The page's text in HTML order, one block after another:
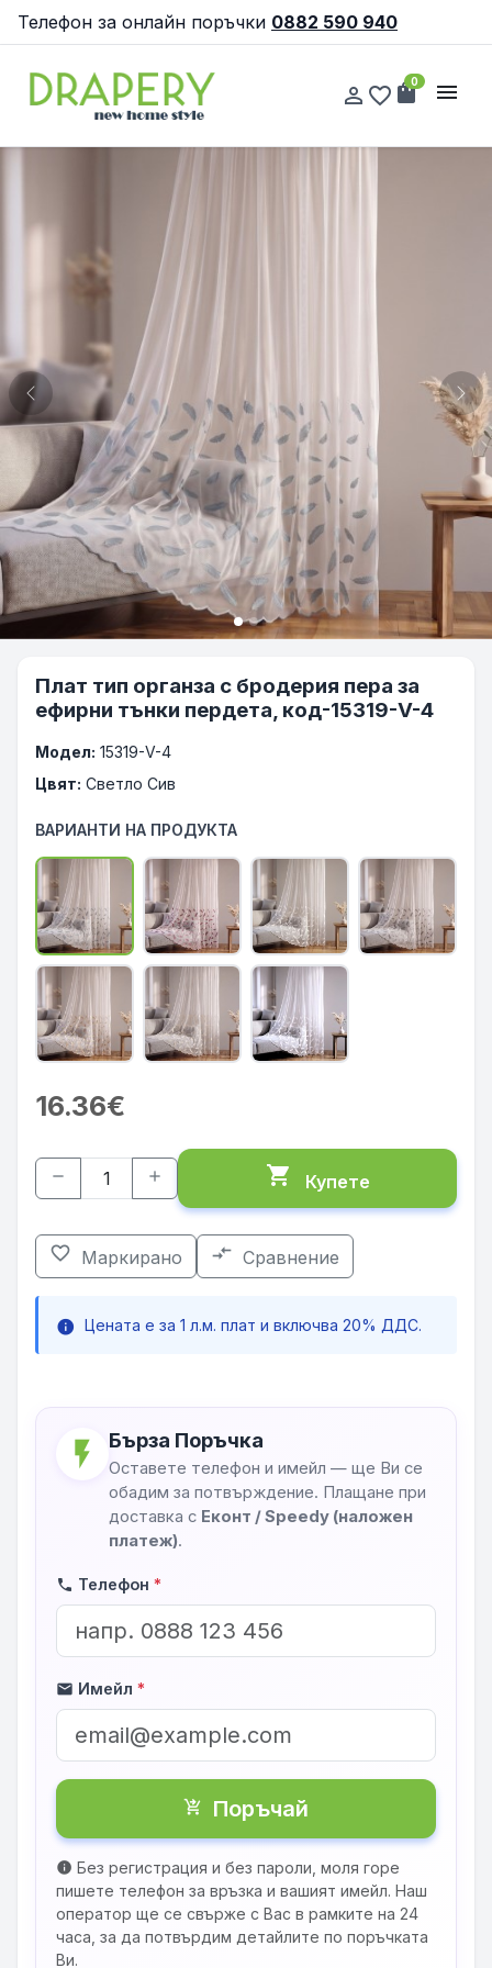
Телефон за онлайн поръчки 0882 590 940
person_outline favorite_border shopping_bag
0 menu
Previous
Плат тип органза с бродерия пера за
ефирни тънки пердета, код-15319-V-4
Модел: 15319-V-4
Цвят: Светло Сив
ВАРИАНТИ НА ПРОДУКТА
16.36€
remove add shopping_cart Купете
favorite_border Маркирано compare_arrows Сравнение
info Цената е за 1 л.м. плат и включва 20% ДДС.
flash_on Бърза Поръчка
Оставете телефон и имейл — ще Ви се
обадим за потвърждение. Плащане при
доставка с Еконт / Speedy (наложен
платеж).
phone Телефон *
mail Имейл *
shopping_cart_checkout Поръчай
info Без регистрация и без пароли, моля горе
пишете телефон за връзка и вашият имейл. Наш
оператор ще се свърже с Вас в рамките на 24
часа, за да потвърдим детайлите по поръчката
Ви.